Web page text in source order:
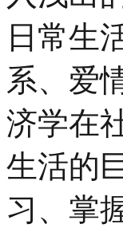
日常生
系、爱
济学在
生活的
习、掌